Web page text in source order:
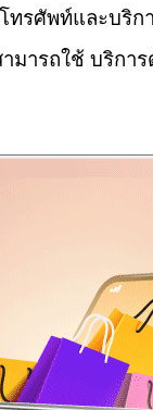
รศัพท์และบริ
ารถใช้ บริกา